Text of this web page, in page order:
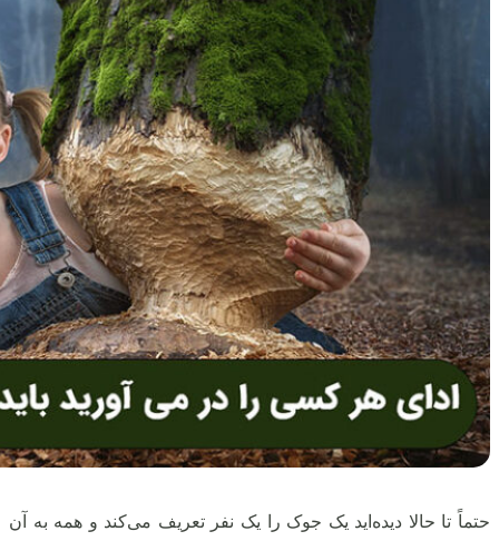
حتماً تا حالا دیده‌اید یک جوک را یک نفر تعریف می‌کند و همه به آن